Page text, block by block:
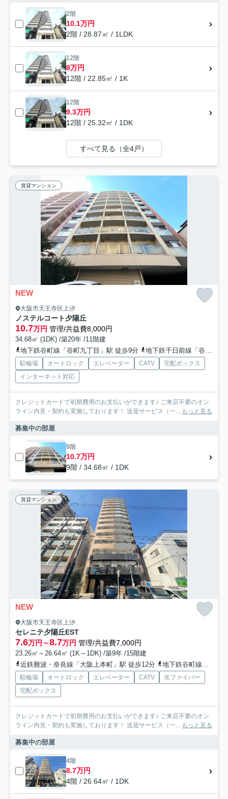
2階
10.1万円
2階 / 28.87㎡ / 1LDK
12階
8万円
12階 / 22.85㎡ / 1K
12階
9.3万円
12階 / 25.32㎡ / 1DK
すべて見る（全4戸）
賃貸マンション
NEW
大阪市天王寺区上汐
ノステルコート夕陽丘
10.7万円 管理/共益費8,000円
34.68㎡ (1DK) /築20年 /11階建
地下鉄谷町線「谷町九丁目」駅 徒歩9分
地下鉄千日前線「谷町九丁目」駅 徒歩9分
駐輪場 オートロック エレベーター CATV
宅配ボックス
インターネット対応
クレジットカードで初期費用のお支払いができます♪ ご来店不要のオン
ライン内見・契約も実施しております！ 送迎サービス（一...
もっと見る
募集中の部屋
9階
10.7万円
9階 / 34.68㎡ / 1DK
賃貸マンション
NEW
大阪市天王寺区上汐
セレニテ夕陽丘EST
7.6万円～8.7万円 管理/共益費7,000円
23.26㎡～26.64㎡ (1K～1DK) /築9年 /15階建
近鉄難波・奈良線「大阪上本町」駅 徒歩12分
地下鉄谷町線「谷町九丁目」駅 徒歩12分
駐輪場 オートロック エレベーター CATV
光ファイバー
宅配ボックス
クレジットカードで初期費用のお支払いができます♪ ご来店不要のオン
ライン内見・契約も実施しております！ 送迎サービス（一...
もっと見る
募集中の部屋
4階
8.7万円
4階 / 26.64㎡ / 1DK